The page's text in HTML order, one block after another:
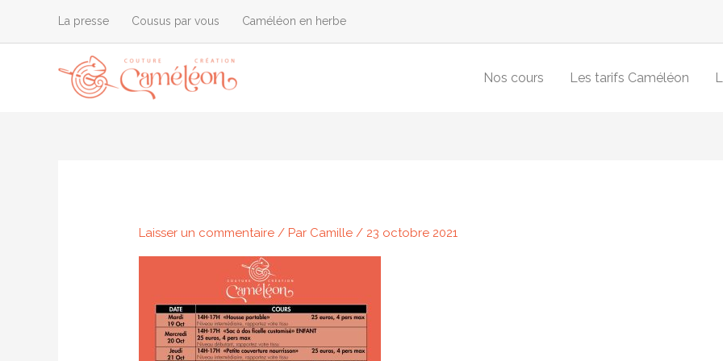
La presse Cousus par vous Caméléon en herbe
Nos cours Les tarifs Caméléon
Laisser un commentaire / Par Camille/ 23 octobre 2021